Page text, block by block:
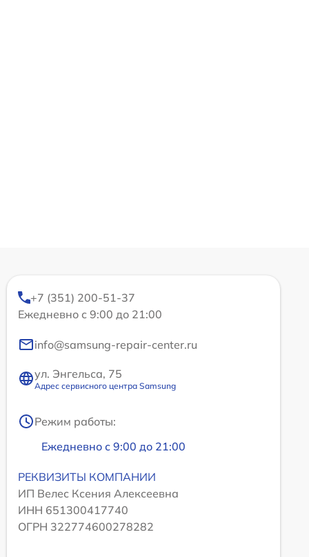
+7 (351) 200-51-37
Ежедневно с 9:00 до 21:00
info@samsung-repair-center.ru
ул. Энгельса, 75
Адрес сервисного центра Samsung
Режим работы:
Ежедневно с 9:00 до 21:00
РЕКВИЗИТЫ КОМПАНИИ
ИП Велес Ксения Алексеевна
ИНН 651300417740
ОГРН 322774600278282